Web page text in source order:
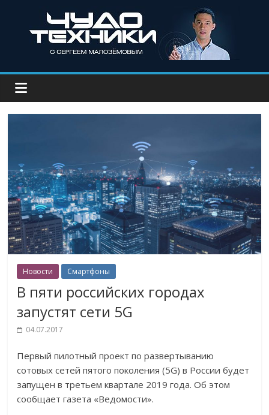
Новости Смартфоны
В пяти российских городах
запустят сети 5G
04.07.2017
Первый пилотный проект по развертыванию
сотовых сетей пятого поколения (5G) в России будет
запущен в третьем квартале 2019 года. Об этом
сообщает газета «Ведомости».